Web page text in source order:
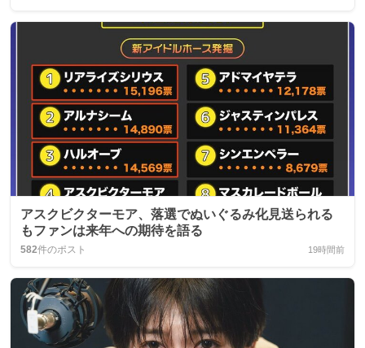
アスクビクターモア、落選でぬいぐるみ化見送られる
もファンは来年への期待を語る
582件のポスト 19時間前